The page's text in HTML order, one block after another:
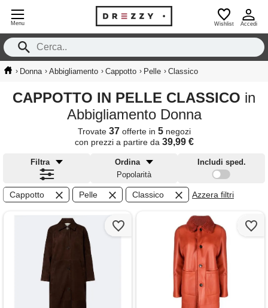
Menu Wishlist Accedi
› Donna › Abbigliamento › Cappotto › Pelle › Classico
CAPPOTTO IN PELLE CLASSICO in
Abbigliamento Donna
Trovate 37offerte in 5negozi
con prezzi a partire da 39,99 €
Filtra
Ordina
Popolarità
Includi sped.
Cappotto Pelle Classico Azzera filtri